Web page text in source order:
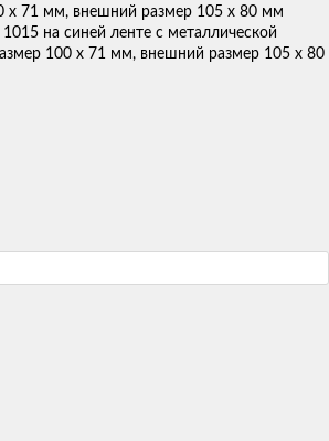
х 71 мм, внешний размер 105 х 80 мм